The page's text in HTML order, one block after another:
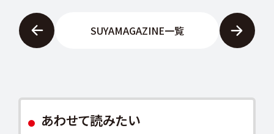
く
き
や
す
募
SUYAMAGAZINE一覧
あわせて読みたい